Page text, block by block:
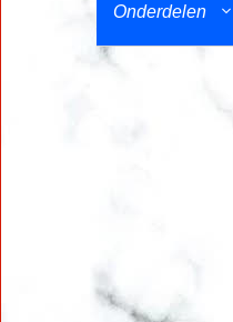
Onderdelen